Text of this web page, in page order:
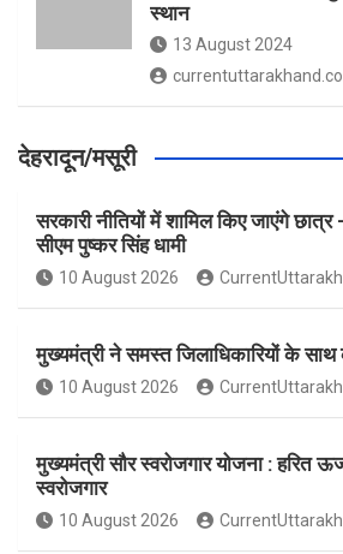
स्थान
13 August 2024
देहरादून/मसूरी
सरकारी नीतियों में शामिल किए जाएंगे
सीएम पुष्कर सिंह धामी
10 August 2026
मुख्यमंत्री ने समस्त जिलाधिकारियों के
10 August 2026
मुख्यमंत्री सौर स्वरोजगार योजना : हरित
स्वरोजगार
10 August 2026